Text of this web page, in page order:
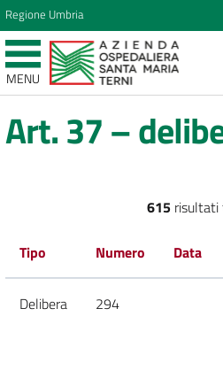
Vai ai contenuti
Vai al menu di navigazione
Vai al footer
Regione Umbria
MENU
Azienda Ospedaliera Santa Maria di
Sito Istituzionale
Art. 37 –
615
Tipo Numero Data
Delibera 294